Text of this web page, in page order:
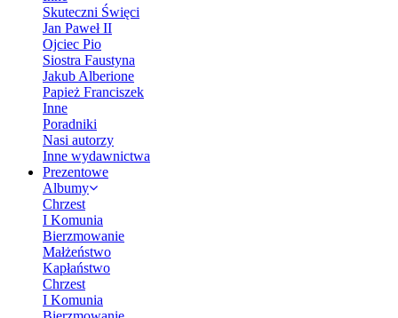
Skuteczni Święci
Jan Paweł II
Ojciec Pio
Siostra Faustyna
Jakub Alberione
Papież Franciszek
Inne
Poradniki
Nasi autorzy
Inne wydawnictwa
Prezentowe
Albumy
Chrzest
I Komunia
Bierzmowanie
Małżeństwo
Kapłaństwo
Chrzest
I Komunia